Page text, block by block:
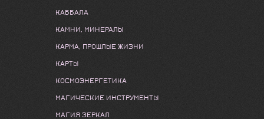
КАББАЛА
КАМНИ, МИНЕРАЛЫ
КАРМА, ПРОШЛЫЕ ЖИЗНИ
КАРТЫ
КОСМОЭНЕРГЕТИКА
МАГИЧЕСКИЕ ИНСТРУМЕНТЫ
МАГИЯ ЗЕРКАЛ